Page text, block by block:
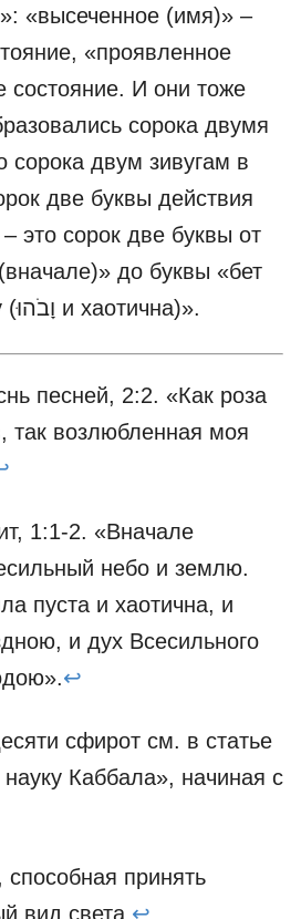
«высеченное (имя)» –
«проявленное
И они тоже
сорока двумя
сорока двум зивугам в
две буквы действия
это сорок две буквы от
до буквы «бет
ב» слова «ва-воу (וָבֹהוּ и хаотична)».
песней, 2:2. «Как роза
так возлюбленная моя
1:1-2. «Вначале
небо и землю.
пуста и хаотична, и
и дух Всесильного
↩
сфирот см. в статье
Каббала», начиная с
принять
вид света. ↩